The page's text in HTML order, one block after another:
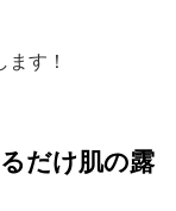
す！
だけ肌の露